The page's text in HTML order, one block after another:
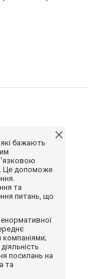
бажають
Це допоможе
та
питань, що
посилань на
та